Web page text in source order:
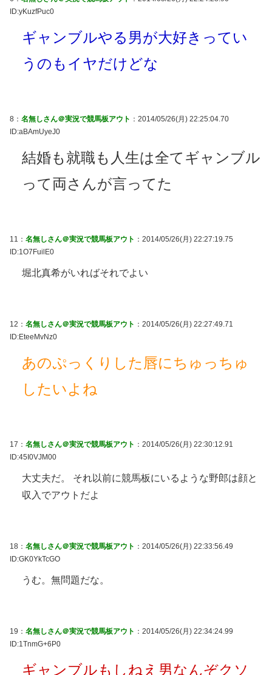
ID:yKuzfPuc0
ギャンブルやる男が大好きってい
うのもイヤだけどな
8： 名無しさん＠実況で競馬板アウト ：2014/05/26(月) 22:25:04.70
ID:aBAmUyeJ0
結婚も就職も人生は全てギャンブル
って両さんが言ってた
11： 名無しさん＠実況で競馬板アウト ：2014/05/26(月) 22:27:19.75
ID:1O7FuilE0
堀北真希がいればそれでよい
12： 名無しさん＠実況で競馬板アウト ：2014/05/26(月) 22:27:49.71
ID:EteeMvNz0
あのぷっくりした唇にちゅっちゅ
したいよね
17： 名無しさん＠実況で競馬板アウト ：2014/05/26(月) 22:30:12.91
ID:45I0VJM00
大丈夫だ。 それ以前に競馬板にいるような野郎は顔と
収入でアウトだよ
18： 名無しさん＠実況で競馬板アウト ：2014/05/26(月) 22:33:56.49
ID:GK0YkTcGO
うむ。無問題だな。
19： 名無しさん＠実況で競馬板アウト ：2014/05/26(月) 22:34:24.99
ID:1TnmG+6P0
ギャンブルもしねえ男なんぞクソ